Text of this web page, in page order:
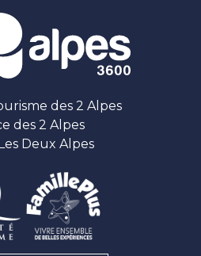
des 2 Alpes
des 2 Alpes
Deux Alpes